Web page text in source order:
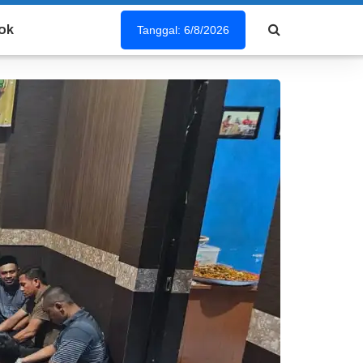
Tanggal: 6/8/2026